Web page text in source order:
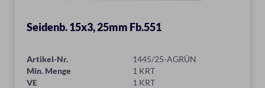
Seidenb. 15x3, 25mm Fb.551
Artikel-Nr.
1445/25-AGRÜN
Min. Menge
1 KRT
VE
1 KRT